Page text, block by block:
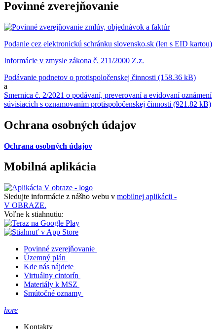
Povinné zverejňovanie
Podanie cez elektronickú schránku slovensko.sk (len s EID kartou)
Informácie v zmysle zákona č. 211/2000 Z.z.
Podávanie podnetov o protispoločenskej činnosti (158.36 kB)
a
Smernica č. 2/2021 o podávaní, preverovaní a evidovaní oznámení
súvisiacich s oznamovaním protispoločenskej činnosti (921.82 kB)
Ochrana osobných údajov
Ochrana osobných údajov
Mobilná aplikácia
Sledujte informácie z nášho webu v mobilnej aplikácii -
V OBRAZE.
Voľne k stiahnutiu:
Povinné zverejňovanie
Územný plán
Kde nás nájdete
Virtuálny cintorín
Materiály k MSZ
Smútočné oznamy
hore
Kontakty